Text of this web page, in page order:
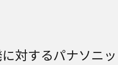
対するパナソニッ